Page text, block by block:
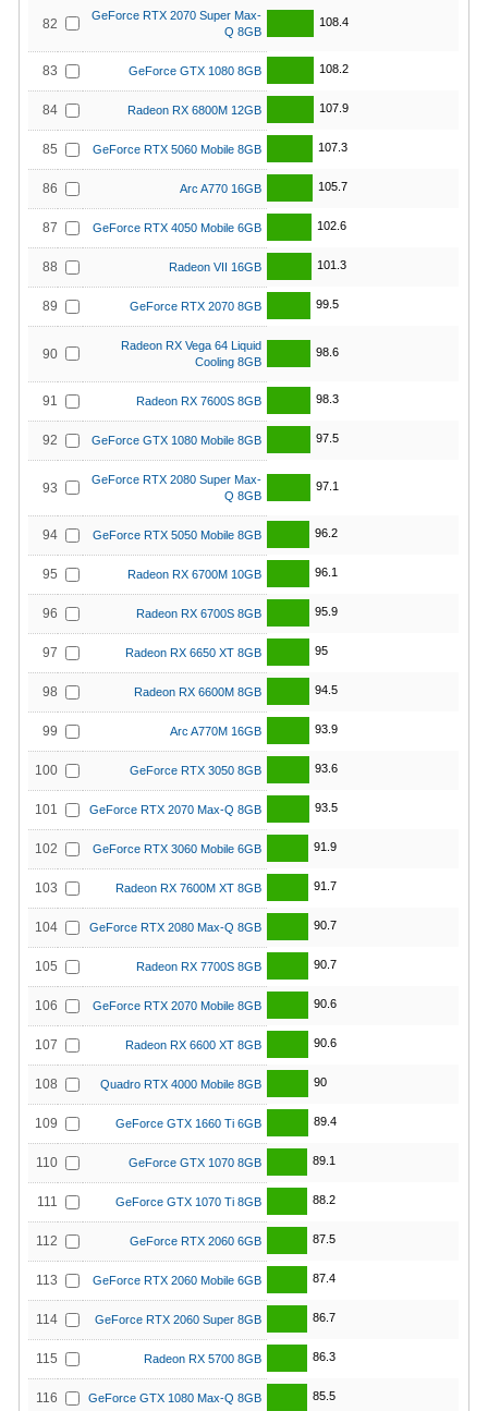
82
GeForce RTX 2070 Super Max-
Q 8GB
108.4
83 GeForce GTX 1080 8GB 108.2
84 Radeon RX 6800M 12GB 107.9
85 GeForce RTX 5060 Mobile 8GB 107.3
86 Arc A770 16GB 105.7
87 GeForce RTX 4050 Mobile 6GB 102.6
88 Radeon VII 16GB 101.3
89 GeForce RTX 2070 8GB 99.5
90
Radeon RX Vega 64 Liquid
Cooling 8GB
98.6
91 Radeon RX 7600S 8GB 98.3
92 GeForce GTX 1080 Mobile 8GB 97.5
93
GeForce RTX 2080 Super Max-
Q 8GB
97.1
94 GeForce RTX 5050 Mobile 8GB 96.2
95 Radeon RX 6700M 10GB 96.1
96 Radeon RX 6700S 8GB 95.9
97 Radeon RX 6650 XT 8GB 95
98 Radeon RX 6600M 8GB 94.5
99 Arc A770M 16GB 93.9
100 GeForce RTX 3050 8GB 93.6
101 GeForce RTX 2070 Max-Q 8GB 93.5
102 GeForce RTX 3060 Mobile 6GB 91.9
103 Radeon RX 7600M XT 8GB 91.7
104 GeForce RTX 2080 Max-Q 8GB 90.7
105 Radeon RX 7700S 8GB 90.7
106 GeForce RTX 2070 Mobile 8GB 90.6
107 Radeon RX 6600 XT 8GB 90.6
108 Quadro RTX 4000 Mobile 8GB 90
109 GeForce GTX 1660 Ti 6GB 89.4
110 GeForce GTX 1070 8GB 89.1
111 GeForce GTX 1070 Ti 8GB 88.2
112 GeForce RTX 2060 6GB 87.5
113 GeForce RTX 2060 Mobile 6GB 87.4
114 GeForce RTX 2060 Super 8GB 86.7
115 Radeon RX 5700 8GB 86.3
116 GeForce GTX 1080 Max-Q 8GB 85.5